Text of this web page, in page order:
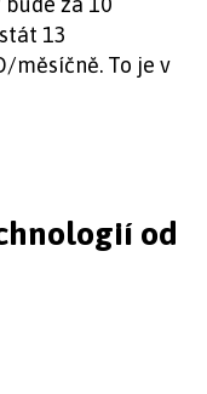
13
měsíčně. To je v
od